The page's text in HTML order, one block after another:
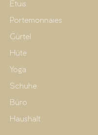
Etuis
Portemonnaies
Gürtel
Hüte
Yoga
Schuhe
Büro
Haushalt